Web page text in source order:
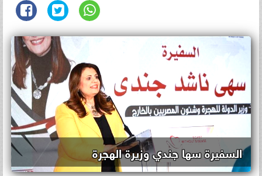
السفيرة سها جندي وزيرة الهجرة